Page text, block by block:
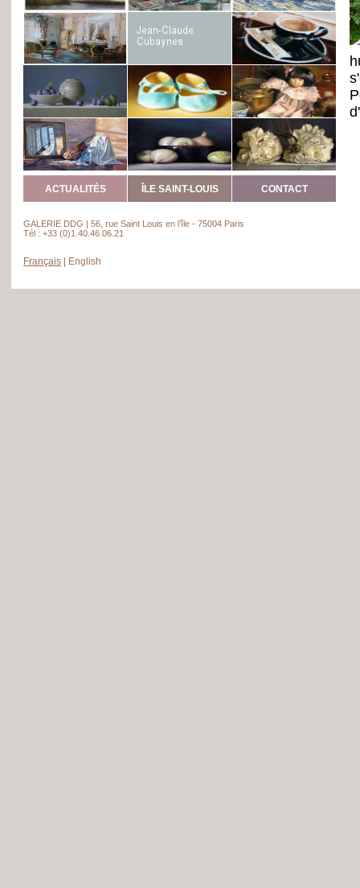
ACTUALITÉS ÎLE SAINT-LOUIS CONTACT
GALERIE DDG | 56, rue Saint Louis en l’île - 75004 Paris
Tél : +33 (0)1.40.46.06.21
Français English